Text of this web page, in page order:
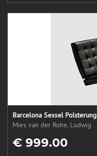
Barcelona Sessel Polsterung
Mies van der Rohe, Ludwig
€ 999.00